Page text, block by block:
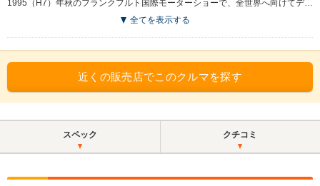
1995（H7）年秋のフランクフルト国際モーターショーで、全世界へ向けてデビューした。外観はスマートで丸みを帯びたラインに加え、ローバー車であることを象徴するフロントグリルを採用し、個性を前面に押し出している。室内はウォールナットパネルや本革シートを装備するなど、イギリス車らしい上質な雰囲気を楽しむことが可能だ。搭載されるエンジンは、113psを発生するオールアルミ製の1.6L直4SOHC。導入時は2グレードの構成で、プライスリーダーモデルの416Siと、上級の416SLiが用意されていた。サスペンションはフロントがダブルウィッシュボーン、リアはマルチリンク。運転席/助手席エアバッグ、ABS、サイドインパクトドアビームなど、必要十分な安全装備も標準となる。(1996.7)
全てを表示する
近くの販売店でこのクルマを探す
スペック クチコミ